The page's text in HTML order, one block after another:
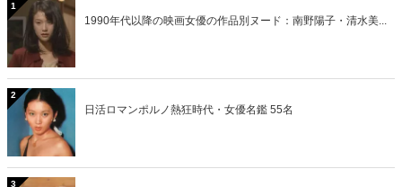
1
1990年代以降の映画女優の作品別ヌード：南野陽子・清水美...
2
日活ロマンポルノ熱狂時代・女優名鑑 55名
3